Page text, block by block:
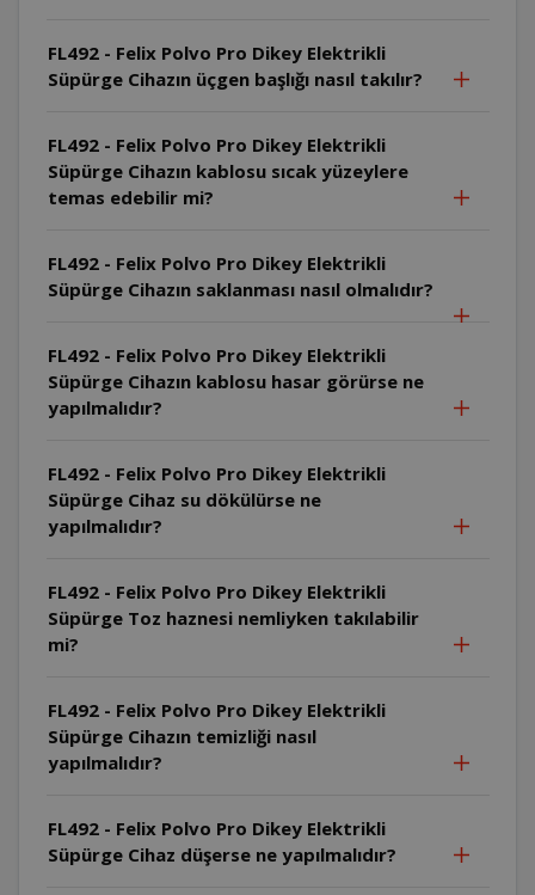
FL492 - Felix Polvo Pro Dikey Elektrikli
Süpürge Cihazın üçgen başlığı nasıl takılır?
FL492 - Felix Polvo Pro Dikey Elektrikli
Süpürge Cihazın kablosu sıcak yüzeylere
temas edebilir mi?
FL492 - Felix Polvo Pro Dikey Elektrikli
Süpürge Cihazın saklanması nasıl olmalıdır?
FL492 - Felix Polvo Pro Dikey Elektrikli
Süpürge Cihazın kablosu hasar görürse ne
yapılmalıdır?
FL492 - Felix Polvo Pro Dikey Elektrikli
Süpürge Cihaz su dökülürse ne
yapılmalıdır?
FL492 - Felix Polvo Pro Dikey Elektrikli
Süpürge Toz haznesi nemliyken takılabilir
mi?
FL492 - Felix Polvo Pro Dikey Elektrikli
Süpürge Cihazın temizliği nasıl
yapılmalıdır?
FL492 - Felix Polvo Pro Dikey Elektrikli
Süpürge Cihaz düşerse ne yapılmalıdır?